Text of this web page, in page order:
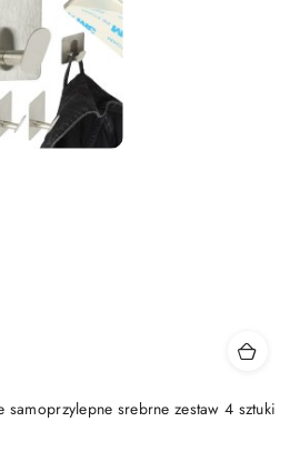
samoprzylepne srebrne zestaw 4 sztuki